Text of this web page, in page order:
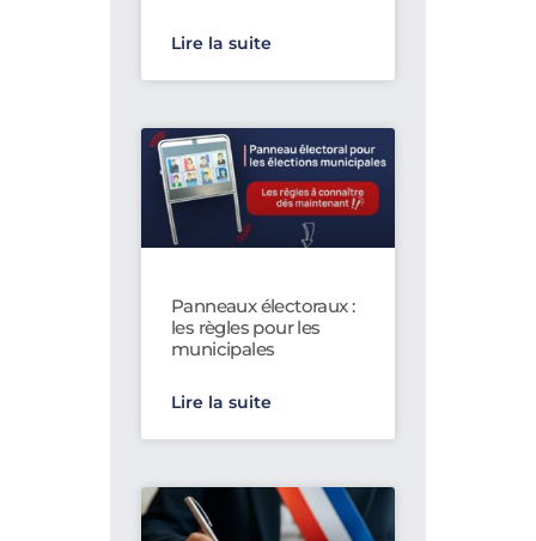
Lire la suite
Panneaux électoraux :
les règles pour les
municipales
Lire la suite